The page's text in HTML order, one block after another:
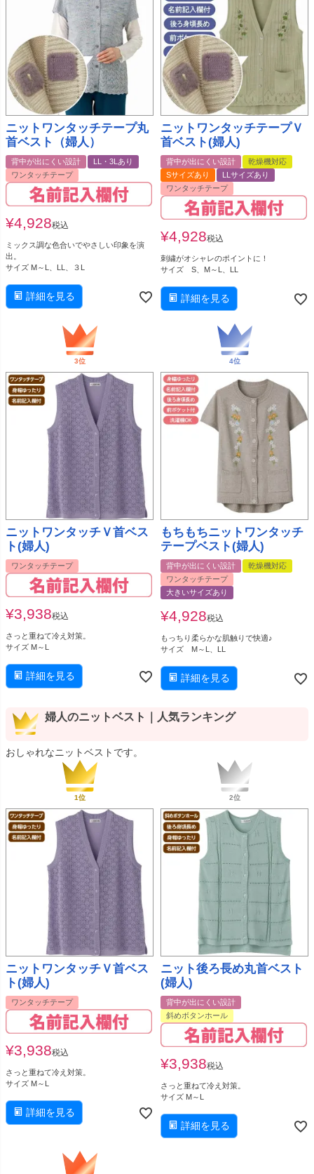
ニットワンタッチテープ丸
首ベスト（婦人）
背中が出にくい設計
LL・3Lあり
ワンタッチテープ
¥4,928税込
ミックス調な色合いでやさしい印象を演
出。
サイズ M～L、LL、３L
詳細を見る
ニットワンタッチテープＶ
首ベスト(婦人)
背中が出にくい設計
乾燥機対応
Sサイズあり
LLサイズあり
ワンタッチテープ
¥4,928税込
刺繍がオシャレのポイントに！
サイズ S、M～L、LL
詳細を見る
ニットワンタッチＶ首ベス
ト(婦人)
ワンタッチテープ
¥3,938税込
さっと重ねて冷え対策。
サイズ M～L
詳細を見る
もちもちニットワンタッチ
テープベスト(婦人)
背中が出にくい設計
乾燥機対応
ワンタッチテープ
大きいサイズあり
¥4,928税込
もっちり柔らかな肌触りで快適♪
サイズ M～L、LL
詳細を見る
婦人のニットベスト｜人気ランキング
おしゃれなニットベストです。
ニットワンタッチＶ首ベス
ト(婦人)
ワンタッチテープ
¥3,938税込
さっと重ねて冷え対策。
サイズ M～L
詳細を見る
ニット後ろ長め丸首ベスト
(婦人)
背中が出にくい設計
斜めボタンホール
¥3,938税込
さっと重ねて冷え対策。
サイズ M～L
詳細を見る